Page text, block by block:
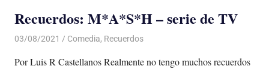
Recuerdos: M*A*S*H – serie de TV
03/08/2021 De todo un Poco
Comedia, Recuerdos
Por Luis R Castellanos Realmente no tengo muchos recuerdos